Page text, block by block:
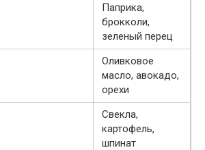
Паприка,
брокколи,
зеленый перец
Оливковое
масло, авокадо,
орехи
Свекла,
картофель,
шпинат